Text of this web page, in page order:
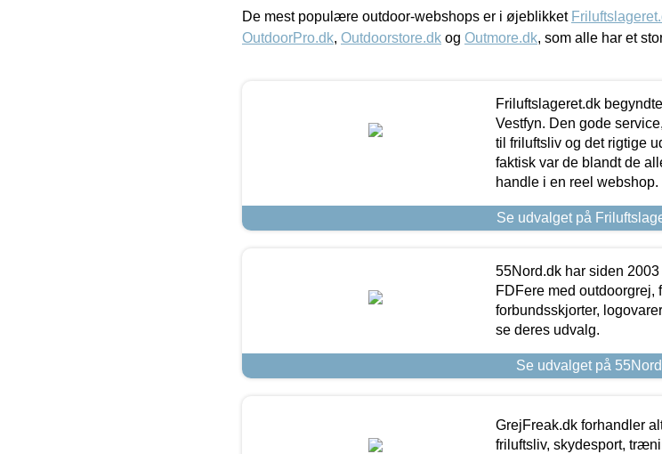
De mest populære outdoor-webshops er i øjeblikket
OutdoorPro.dk, Outdoorstore.dk og Outmore.dk, som alle har et
Friluftslageret.dk
Vestfyn. Den gode
til friluftsliv og det rigtige
faktisk var de blandt de
handle i en reel
Se udvalget på
55Nord.dk har siden
FDFere med
forbundsskjorter,
se deres udvalg.
Se udvalget på
GrejFreak.dk forhandler
friluftsliv, skydesport,